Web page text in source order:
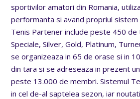
sportivilor amatori din Romania,
performanta si avand propriul sistem
Tenis Partener include peste 450 de
Speciale, Silver, Gold, Platinum,
se organizeaza in 65 de orase si in
din tara si se adreseaza in prezent
peste 13.000 de membri. Sistemul
in cel de-al saptelea sezon, iar